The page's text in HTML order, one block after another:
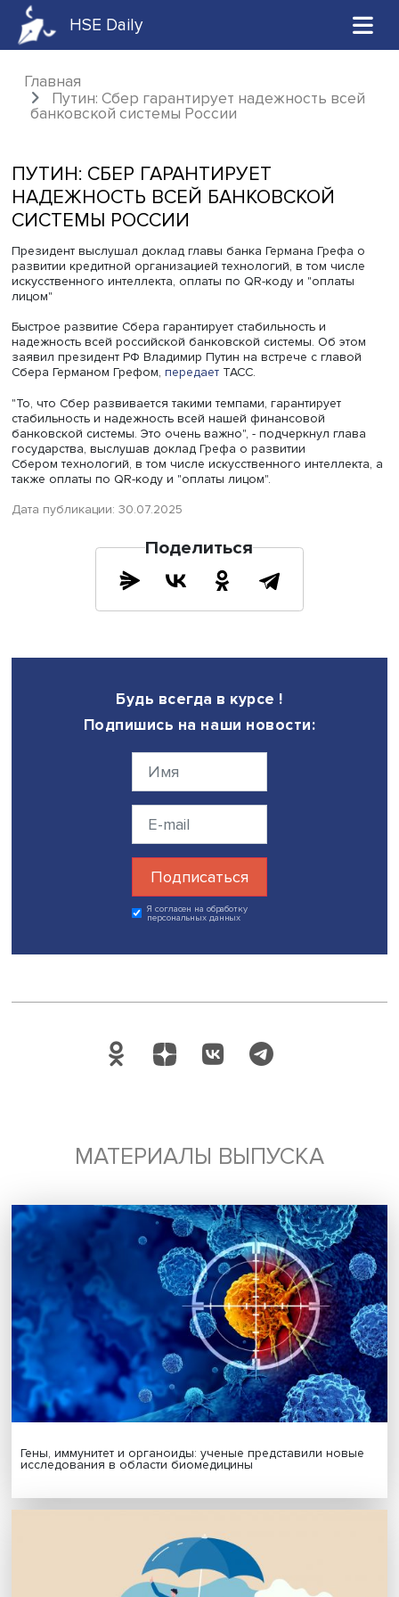
HSE Daily
Главная
Путин: Сбер гарантирует надежность
ПУТИН: СБЕР ГАРАНТИРУЕТ
НАДЕЖНОСТЬ ВСЕЙ БАНКОВСКОЙ
СИСТЕМЫ РОССИИ
Президент выслушал доклад главы банка Германа
развитии кредитной организацией технологий, в том
искусственного интеллекта, оплаты по QR-коду и
лицом"
Быстрое развитие Сбера гарантирует стабильность и
заявил президент РФ Владимир Путин на встрече с
Сбера Германом Грефом,передаетТАСС.
"То, что Сбер развивается такими темпами, гарантирует
стабильность и надежность всей нашей финансовой
государства, выслушав доклад Грефа о развитии
также оплаты по QR-коду и "оплаты лицом".
Дата публикации: 30.07.2025
Будь всегда в курсе !
Подпишись на наши новости:
Подписаться
Я согласен на обработку
персональных данных
МАТЕРИАЛЫ ВЫПУСКА